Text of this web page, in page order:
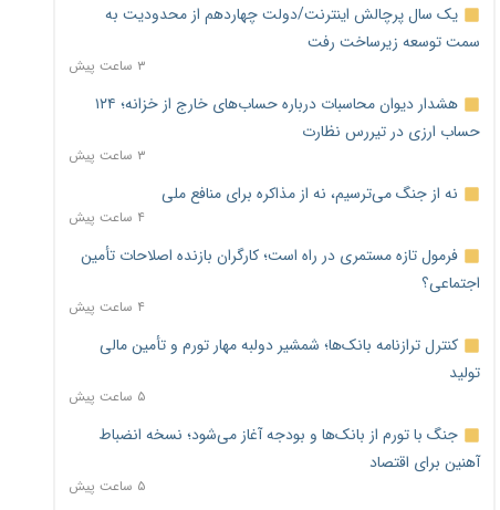
یک سال پرچالش اینترنت/دولت چهاردهم از محدودیت به
سمت توسعه زیرساخت رفت
۳ ساعت پیش
هشدار دیوان محاسبات درباره حساب‌های خارج از خزانه؛ ۱۲۴
حساب ارزی در تیررس نظارت
۳ ساعت پیش
نه از جنگ می‌ترسیم، نه از مذاکره برای منافع ملی
۴ ساعت پیش
فرمول تازه مستمری در راه است؛ کارگران بازنده اصلاحات تأمین
اجتماعی؟
۴ ساعت پیش
کنترل ترازنامه بانک‌ها؛ شمشیر دولبه مهار تورم و تأمین مالی
تولید
۵ ساعت پیش
جنگ با تورم از بانک‌ها و بودجه آغاز می‌شود؛ نسخه انضباط
آهنین برای اقتصاد
۵ ساعت پیش